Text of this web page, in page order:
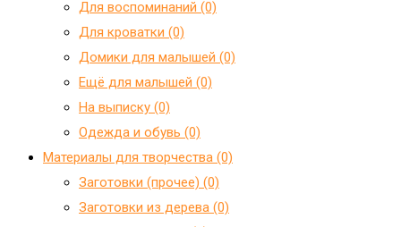
Для воспоминаний (0)
Для кроватки (0)
Домики для малышей (0)
Ещё для малышей (0)
На выписку (0)
Одежда и обувь (0)
Материалы для творчества (0)
Заготовки (прочее) (0)
Заготовки из дерева (0)